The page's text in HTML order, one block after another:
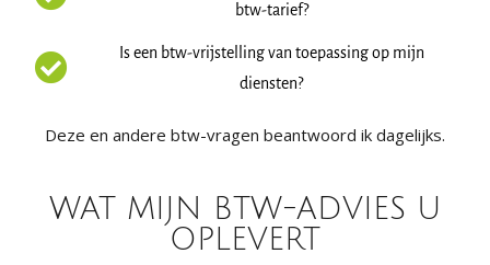
btw-tarief?
Is een btw-vrijstelling van toepassing op mijn
diensten?
Deze en andere btw-vragen beantwoord ik dagelijks.
WAT MIJN BTW-ADVIES U
OPLEVERT